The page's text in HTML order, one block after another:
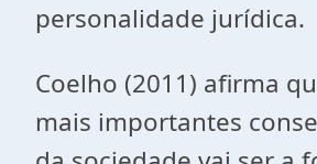
personalidade jurídica.
Coelho (2011) afirma
mais importantes